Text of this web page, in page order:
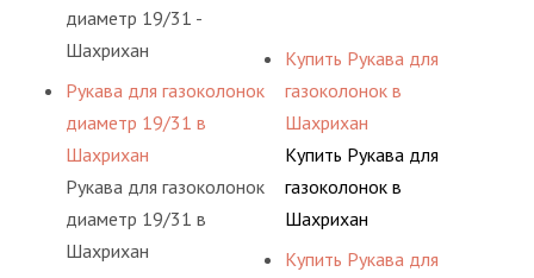
диаметр 19/31 -
Шахрихан
Рукава для газоколонок
диаметр 19/31 в
Шахрихан
Рукава для газоколонок
диаметр 19/31 в
Шахрихан
Купить Рукава для
газоколонок в
Шахрихан
Купить Рукава для
газоколонок в
Шахрихан
Купить Рукава для